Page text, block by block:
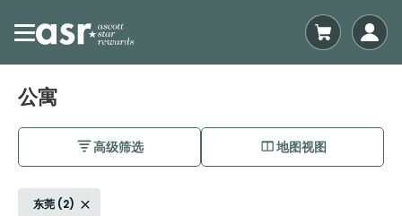
公寓
高级筛选 地图视图
东莞 (2)